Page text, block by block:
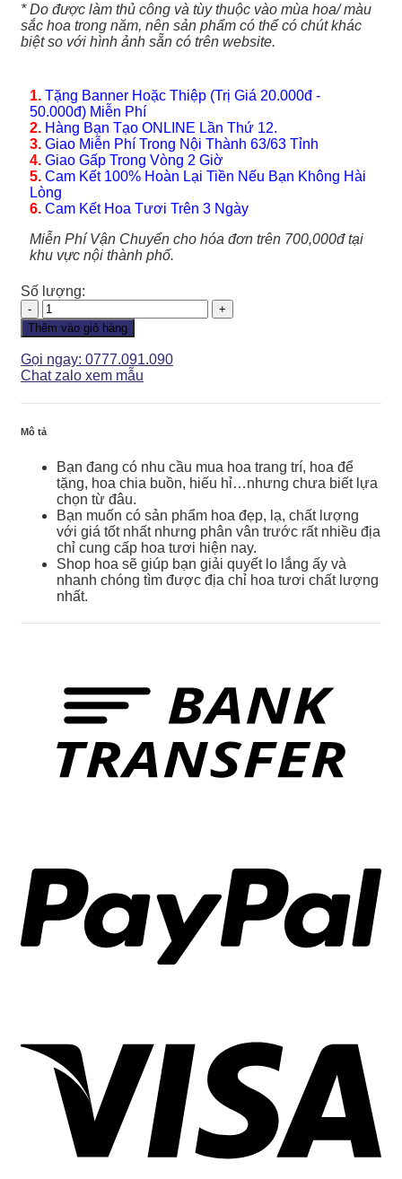
* Do được làm thủ công và tùy thuộc vào mùa hoa/ màu
sắc hoa trong năm, nên sản phẩm có thể có chút khác
biệt so với hình ảnh sẵn có trên website.
1. Tặng Banner Hoặc Thiệp (Trị Giá 20.000đ -
50.000đ) Miễn Phí
2. Hàng Bạn Tạo ONLINE Lần Thứ 12.
3. Giao Miễn Phí Trong Nội Thành 63/63 Tỉnh
4. Giao Gấp Trong Vòng 2 Giờ
5. Cam Kết 100% Hoàn Lại Tiền Nếu Bạn Không Hài
Lòng
6. Cam Kết Hoa Tươi Trên 3 Ngày
Miễn Phí Vận Chuyển cho hóa đơn trên 700,000đ tại
khu vực nội thành phố.
Số lượng:
Hoa
Tình
Yêu
-
HTY238
số
lượng
Thêm vào giỏ hàng
Gọi ngay: 0777.091.090
Chat zalo xem mẫu
Mô tả
Bạn đang có nhu cầu mua hoa trang trí, hoa để
tặng, hoa chia buồn, hiếu hỉ…nhưng chưa biết lựa
chọn từ đâu.
Bạn muốn có sản phẩm hoa đẹp, lạ, chất lượng
với giá tốt nhất nhưng phân vân trước rất nhiều địa
chỉ cung cấp hoa tươi hiện nay.
Shop hoa sẽ giúp bạn giải quyết lo lắng ấy và
nhanh chóng tìm được địa chỉ hoa tươi chất lượng
nhất.